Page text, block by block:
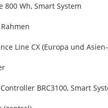
800 Wh, Smart System
Line CX (Europa und
BRC3100, Smart